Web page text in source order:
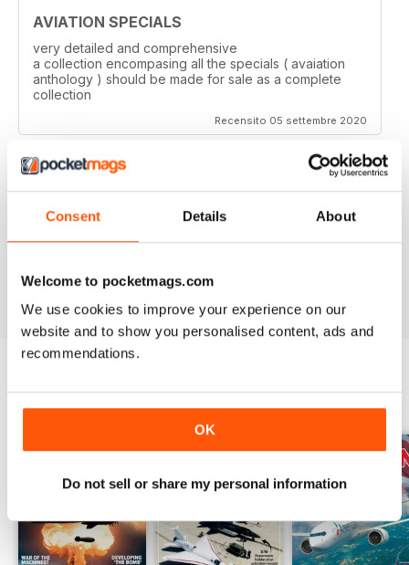
Consent Details About
Welcome to pocketmags.com
We use cookies to improve your experience on our
website and to show you personalised content, ads and
recommendations.
OK
Do not sell or share my personal information
AVIATION SPECIALS
very detailed and comprehensive
a collection encompasing all the specials ( avaiation
anthology ) should be made for sale as a complete
collection
Recensito 05 settembre 2020
AVIATION SPECIALS
Very interesting and with a lot of good information